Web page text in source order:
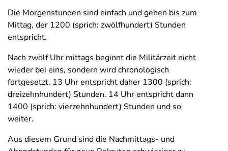
Die Morgenstunden sind einfach und gehen bis zum
Mittag, der 1200 (sprich: zwölfhundert) Stunden
entspricht.
Nach zwölf Uhr mittags beginnt die Militärzeit nicht
wieder bei eins, sondern wird chronologisch
fortgesetzt. 13 Uhr entspricht daher 1300 (sprich:
dreizehnhundert) Stunden. 14 Uhr entspricht dann
1400 (sprich: vierzehnhundert) Stunden und so
weiter.
Aus diesem Grund sind die Nachmittags- und